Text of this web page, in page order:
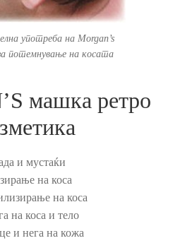
употреба на Morgan’s
потемнување на косата
машка ретро
и мустаќи
на коса
на коса
на коса и тело
и нега на кожа